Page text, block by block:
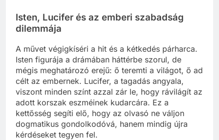
Isten, Lucifer és az emberi szabadság
dilemmája
A művet végigkíséri a hit és a kétkedés párharca.
Isten figurája a drámában háttérbe szorul, de
mégis meghatározó erejű: ő teremti a világot, ő ad
célt az embernek. Lucifer, a tagadás angyala,
viszont minden színt azzal zár le, hogy rávilágít az
adott korszak eszméinek kudarcára. Ez a
kettősség segíti elő, hogy az olvasó ne váljon
dogmatikus gondolkodóvá, hanem mindig újra
kérdéseket tegyen fel.